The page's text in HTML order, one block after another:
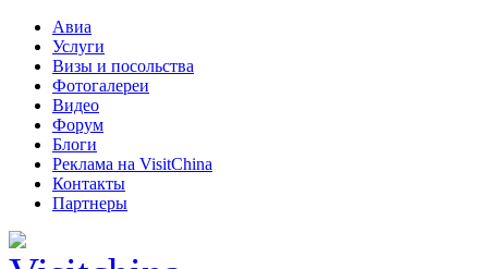
Авиа
Услуги
Визы и посольства
Фотогалереи
Видео
Форум
Блоги
Реклама на VisitChina
Контакты
Партнеры